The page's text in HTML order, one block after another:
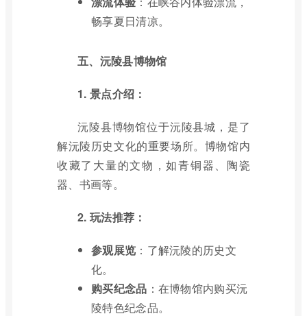
畅享夏日清凉。
五、沅陵县博物馆
1. 景点介绍：
沅陵县博物馆位于沅陵县城，是了
解沅陵历史文化的重要场所。博物馆内
收藏了大量的文物，如青铜器、陶瓷
器、书画等。
2. 玩法推荐：
参观展览 ：了解沅陵的历史文
化。
购买纪念品 ：在博物馆内购买沅
陵特色纪念品。